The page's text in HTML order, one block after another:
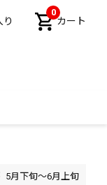
り カート
0
5月下旬～6月上旬